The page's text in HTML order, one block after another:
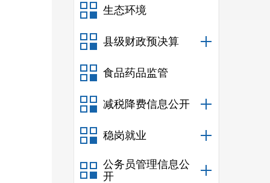
生态环境
县级财政预决算
食品药品监管
减税降费信息公开
稳岗就业
公务员管理信息公
开